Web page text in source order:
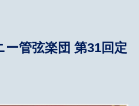
管弦楽団 第31回定